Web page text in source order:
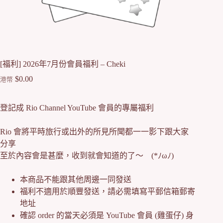
[福利] 2026年7月份會員福利 – Cheki
港幣 $0.00
登記成 Rio Channel YouTube 會員的專屬福利
Rio 會將平時旅行或出外的所見所聞都一一影下跟大家
分享
至於內容會是甚麼，收到就會知道的了～ (*ﾉωﾉ)
本商品不能跟其他周邊一同發送
福利不適用於順豐發送，請必需填寫平郵信箱郵寄
地址
確認 order 的當天必須是 YouTube 會員 (雞蛋仔) 身